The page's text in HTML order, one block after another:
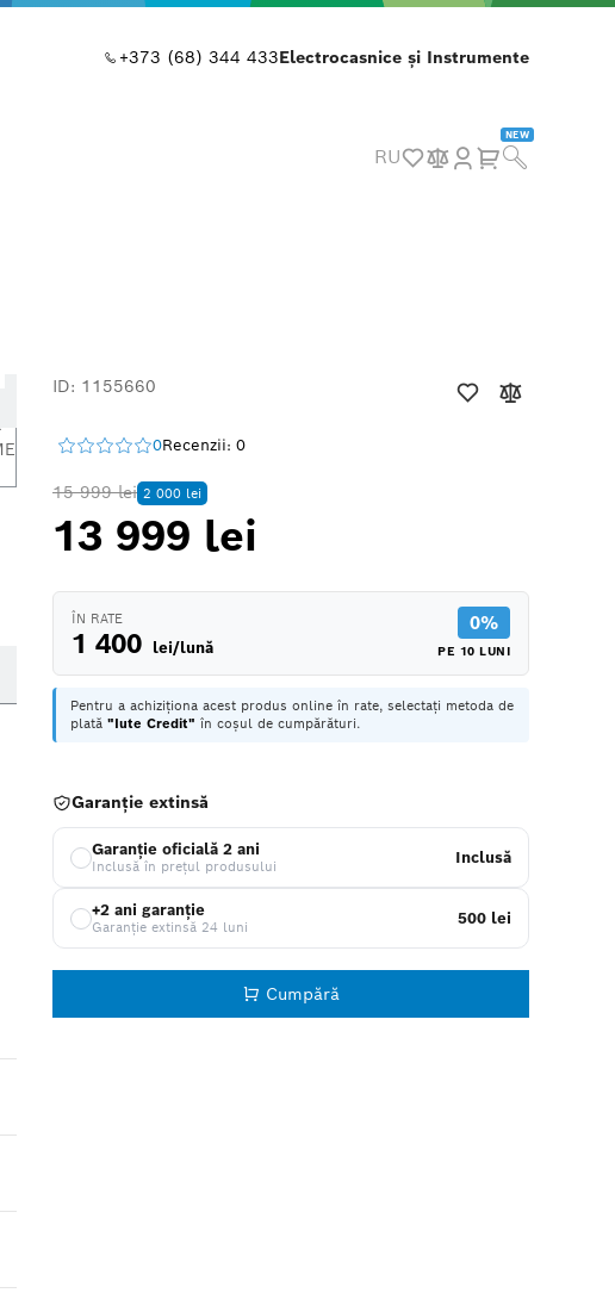
+373 (68) 344 433Electrocasnice și Instrumente
RU
NEW
ID: 1155660
0Recenzii: 0
15 999 lei 2 000 lei
13 999 lei
ÎN RATE
1 400 lei/lună
0%
PE 10 LUNI
Pentru a achiziționa acest produs online în rate, selectați metoda de
plată "Iute Credit" în coșul de cumpărături.
Garanție extinsă
Garanție oficială 2 ani
Inclusă în prețul produsului Inclusă
+2 ani garanție
Garanție extinsă 24 luni 500 lei
Cumpără